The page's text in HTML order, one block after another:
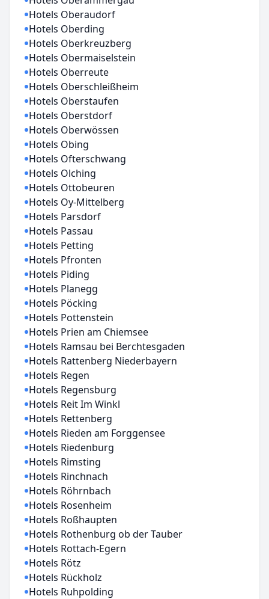
Hotels Oberaudorf
Hotels Oberding
Hotels Oberkreuzberg
Hotels Obermaiselstein
Hotels Oberreute
Hotels Oberschleißheim
Hotels Oberstaufen
Hotels Oberstdorf
Hotels Oberwössen
Hotels Obing
Hotels Ofterschwang
Hotels Olching
Hotels Ottobeuren
Hotels Oy-Mittelberg
Hotels Parsdorf
Hotels Passau
Hotels Petting
Hotels Pfronten
Hotels Piding
Hotels Planegg
Hotels Pöcking
Hotels Pottenstein
Hotels Prien am Chiemsee
Hotels Ramsau bei Berchtesgaden
Hotels Rattenberg Niederbayern
Hotels Regen
Hotels Regensburg
Hotels Reit Im Winkl
Hotels Rettenberg
Hotels Rieden am Forggensee
Hotels Riedenburg
Hotels Rimsting
Hotels Rinchnach
Hotels Röhrnbach
Hotels Rosenheim
Hotels Roßhaupten
Hotels Rothenburg ob der Tauber
Hotels Rottach-Egern
Hotels Rötz
Hotels Rückholz
Hotels Ruhpolding